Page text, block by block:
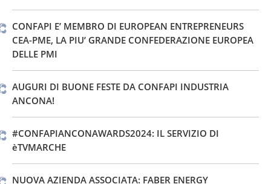
CONFAPI E’ MEMBRO DI EUROPEAN ENTREPRENEURS
CEA-PME, LA PIU’ GRANDE CONFEDERAZIONE EUROPEA
DELLE PMI
AUGURI DI BUONE FESTE DA CONFAPI INDUSTRIA
ANCONA!
#CONFAPIANCONAWARDS2024: IL SERVIZIO DI
èTVMARCHE
NUOVA AZIENDA ASSOCIATA: FABER ENERGY